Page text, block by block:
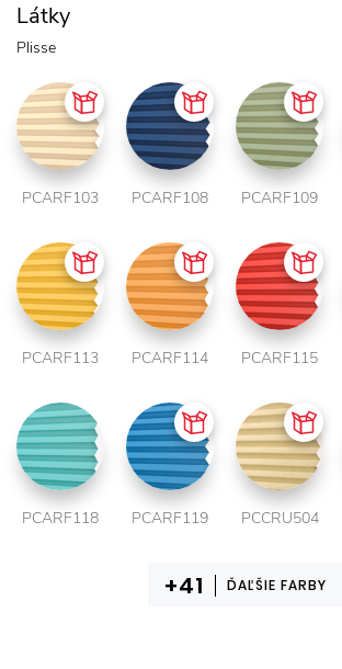
Látky
Plisse
PCARF103 PCARF108 PCARF109
PCARF113 PCARF114 PCARF115
PCARF118 PCARF119 PCCRU504
ĎAĽŠIE FARBY